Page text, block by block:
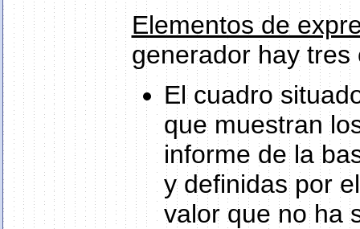
Elementos de
generador hay tres
El cuadro
que muestran
informe de la
y definidas por
valor que no ha